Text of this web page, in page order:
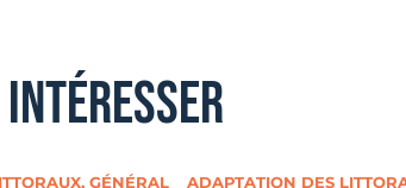
intéresser
, GÉNÉRAL ADAPTATION DES